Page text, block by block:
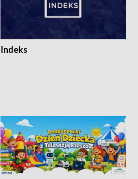
Indeks